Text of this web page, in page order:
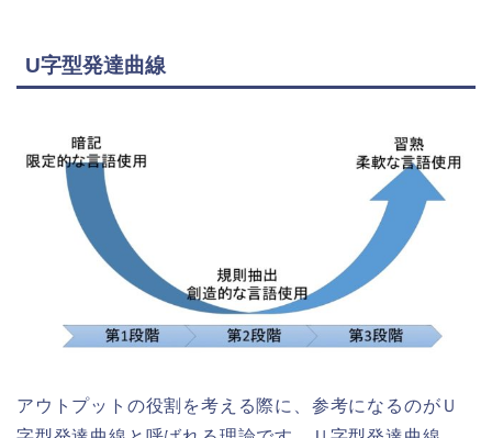
U字型発達曲線
アウトプットの役割を考える際に、参考になるのがＵ